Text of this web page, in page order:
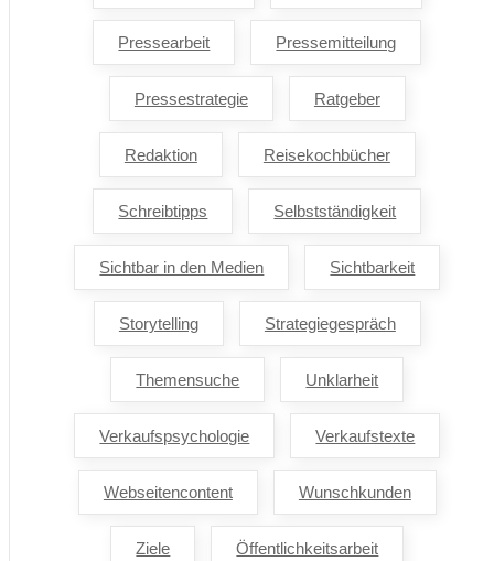
Pressearbeit Pressemitteilung
Pressestrategie Ratgeber
Redaktion Reisekochbücher
Schreibtipps Selbstständigkeit
Sichtbar in den Medien Sichtbarkeit
Storytelling Strategiegespräch
Themensuche Unklarheit
Verkaufspsychologie Verkaufstexte
Webseitencontent Wunschkunden
Ziele Öffentlichkeitsarbeit